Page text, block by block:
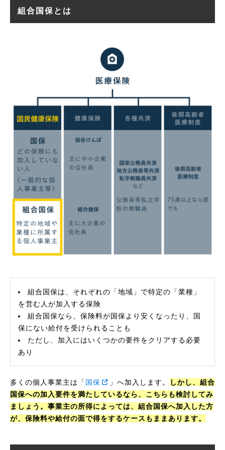
組合国保とは
組合国保は、それぞれの「地域」で特定の「業種」
を営む人が加入する保険
組合国保なら、保険料が国保より安くなったり、国
保にない給付を受けられることも
ただし、加入にはいくつかの要件をクリアする必要
あり
多くの個人事業主は「 国保 」へ加入します。
しかし、組合
国保への加入要件を満たしているなら、こちらも検討してみ
ましょう。事業主の所得によっては、組合国保へ加入した方
が、保険料や給付の面で得をするケースもままあります。